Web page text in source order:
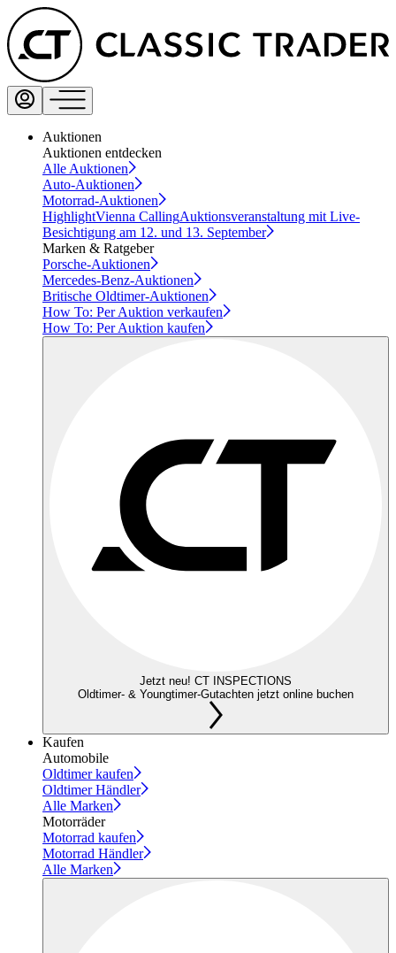
Auktionen
Auktionen entdecken
Alle Auktionen
Auto-Auktionen
Motorrad-Auktionen
HighlightVienna CallingAuktionsveranstaltung mit Live-
Besichtigung am 12. und 13. September
Marken & Ratgeber
Porsche-Auktionen
Mercedes-Benz-Auktionen
Britische Oldtimer-Auktionen
How To: Per Auktion verkaufen
How To: Per Auktion kaufen
Jetzt neu! CT INSPECTIONS
Oldtimer- & Youngtimer-Gutachten jetzt online buchen
Kaufen
Automobile
Oldtimer kaufen
Oldtimer Händler
Alle Marken
Motorräder
Motorrad kaufen
Motorrad Händler
Alle Marken